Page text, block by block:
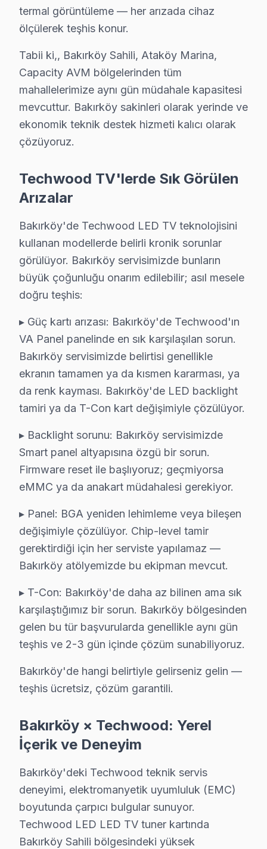
Bakırköy'de Techwood TV Tamiri —
Bakırköy'de Techwood LED TV servisinde net
Techwood TV Teknik Bilgileri
✓ Yazılı Garanti Belgesi
✓ Ücretsiz Arıza Tespiti
Bakırköy Mahallelerinde Techwood Servis
Bakırköy, İstanbul'un tarihi dokusu ve modern
Bakırköy, deniz kenarında yer alması sayesinde
Mahallelerde Techwood televizyonları büyük bir
Bölge gözlemlerine göre, kullanıcılar arasında 32
Techwood TV'nin Bakırköy'deki Yeri
Bakırköy'deki Techwood televizyon kullanıcılarının
Diğer bir yaygın sorun ise “Anakart Arızası”dır.
“Güç Kartı Arızası” da sık karşılaşılan bir diğer
Son olarak, “Yazılım Sorunları” da günümüzde
Bu veriler ışığında, Bakırköy'de Techwood
Bakırköy ve Elektronik Tüketim Tarihi
Ataköy 1. Kısım'da Techwood TV Servisi
Ataköy 1. Kısım, modern yaşamın gerekliliklerine
Ataköy 2-5-6. Kısım'da Techwood TV Servisi
Ataköy 2-5-6. Kısım sakinleri, şehrin merkezi
Ataköy 3-4-11. Kısım'da Techwood TV Servisi
Ataköy 3-4-11. Kısım, geniş yeşil alanları ve
Ataköy 7-8-9-10. Kısım'da Techwood TV Servisi
Ataköy 7-8-9-10. Kısım, sakin ve ferah bir yaşam
Basınköy'de Techwood TV Servisi
Basınköy, doğanın içinde huzurlu bir yaşam
Cevizlik'te Techwood TV Servisi
Cevizlik Mahallesi, konforlu yaşam alanlarıyla
Florya'da Techwood TV Servisi
Florya, lüks konutları ve sahil şeridiyle ünlü bir
termal görüntüleme — her arızada cihaz
ölçülerek teşhis konur.
Tabii ki,, Bakırköy Sahili, Ataköy Marina,
Capacity AVM bölgelerinden tüm
mahallelerimize aynı gün müdahale kapasitesi
mevcuttur. Bakırköy sakinleri olarak yerinde ve
ekonomik teknik destek hizmeti kalıcı olarak
çözüyoruz.
Techwood TV'lerde Sık Görülen
Arızalar
Bakırköy'de Techwood LED TV teknolojisini
kullanan modellerde belirli kronik sorunlar
görülüyor. Bakırköy servisimizde bunların
büyük çoğunluğu onarım edilebilir; asıl mesele
doğru teşhis:
▸ Güç kartı arızası: Bakırköy'de Techwood'ın
VA Panel panelinde en sık karşılaşılan sorun.
Bakırköy servisimizde belirtisi genellikle
ekranın tamamen ya da kısmen kararması, ya
da renk kayması. Bakırköy'de LED backlight
tamiri ya da T-Con kart değişimiyle çözülüyor.
▸ Backlight sorunu: Bakırköy servisimizde
Smart panel altyapısına özgü bir sorun.
Firmware reset ile başlıyoruz; geçmiyorsa
eMMC ya da anakart müdahalesi gerekiyor.
▸ Panel: BGA yeniden lehimleme veya bileşen
değişimiyle çözülüyor. Chip-level tamir
gerektirdiği için her serviste yapılamaz —
Bakırköy atölyemizde bu ekipman mevcut.
▸ T-Con: Bakırköy'de daha az bilinen ama sık
karşılaştığımız bir sorun. Bakırköy bölgesinden
gelen bu tür başvurularda genellikle aynı gün
teşhis ve 2-3 gün içinde çözüm sunabiliyoruz.
Bakırköy'de hangi belirtiyle gelirseniz gelin —
teşhis ücretsiz, çözüm garantili.
Bakırköy × Techwood: Yerel
İçerik ve Deneyim
Bakırköy'deki Techwood teknik servis
deneyimi, elektromanyetik uyumluluk (EMC)
boyutunda çarpıcı bulgular sunuyor.
Techwood LED LED TV tuner kartında
Bakırköy Sahili bölgesindeki yüksek